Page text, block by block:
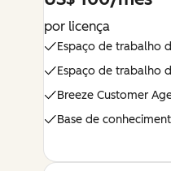
por licença
Espaço de trabalho
Espaço de trabalho
Breeze Customer
Base de